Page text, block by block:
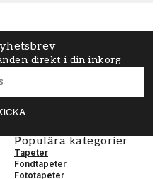
direkt i din inkorg
Populära kategorier
Tapeter
Fondtapeter
Fototapeter